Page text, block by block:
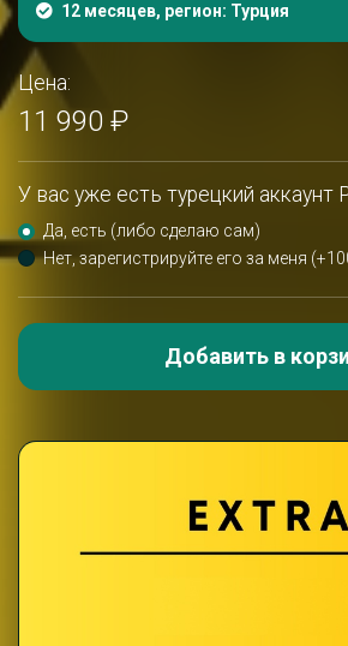
12 месяцев, регион: Турция
Цена:
11 990 ₽
У вас уже есть турецкий аккаунт
Да, есть (либо сделаю сам)
Нет, зарегистрируйте его за меня
Добавить в